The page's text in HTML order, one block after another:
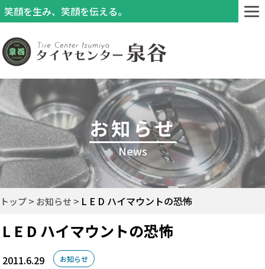
笑顔を生み、笑顔を伝える。
お知らせ
News
トップ お知らせ L E D ハイマウントの恐怖
L E D ハイマウントの恐怖
2011.6.29 お知らせ